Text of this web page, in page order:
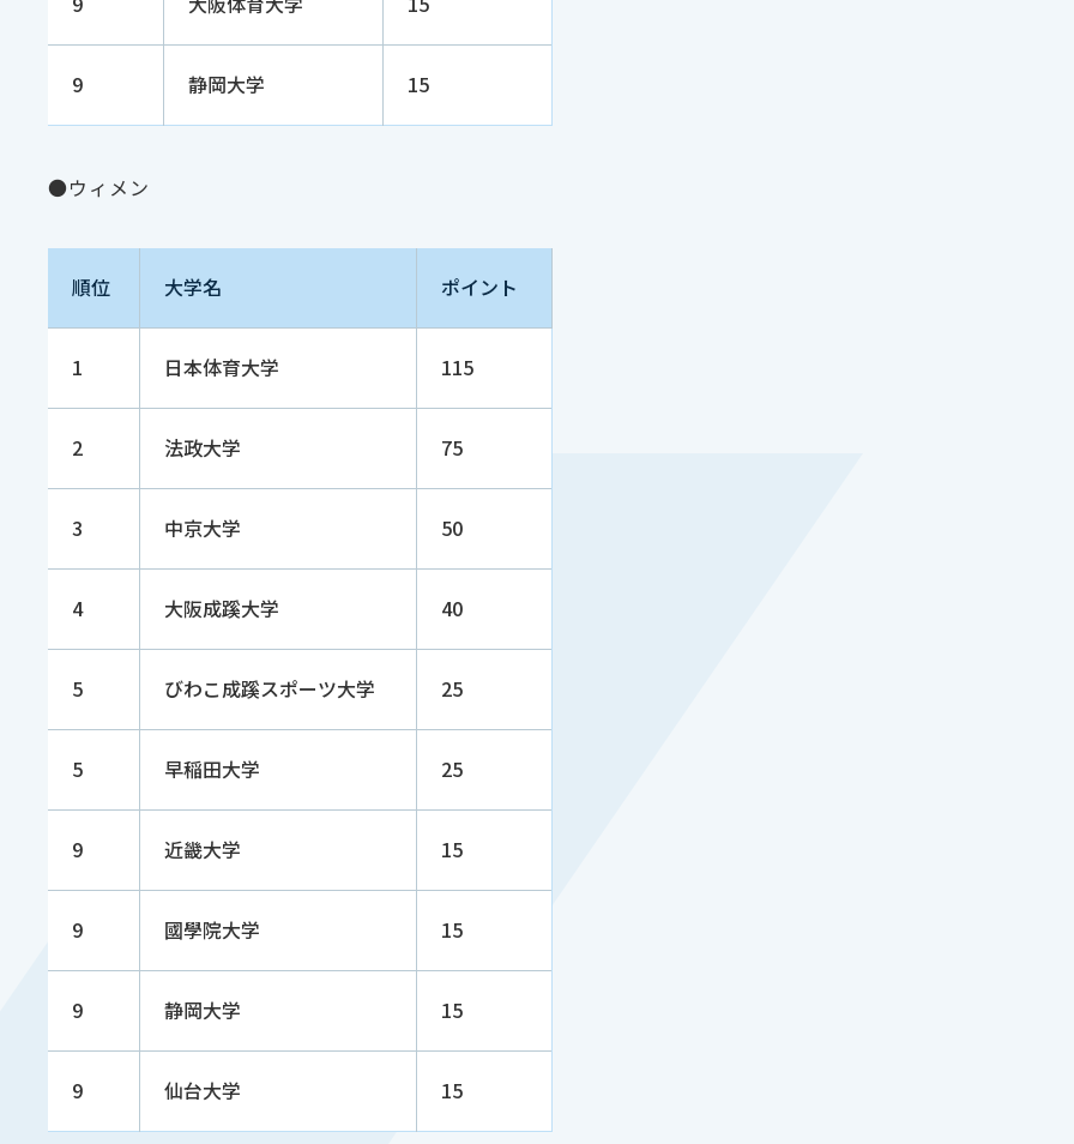
9 静岡大学 15
●ウィメン
順位 大学名 ポイント
1 日本体育大学 115
2 法政大学 75
3 中京大学 50
4 大阪成蹊大学 40
5 びわこ成蹊スポーツ大学 25
5 早稲田大学 25
9 近畿大学 15
9 國學院大学 15
9 静岡大学 15
9 仙台大学 15